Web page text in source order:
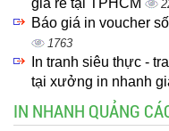
giá rẻ tại TPHCM
Báo giá in voucher
1763
In tranh siêu thực -
tại xưởng in nhanh
IN NHANH QUẢNG